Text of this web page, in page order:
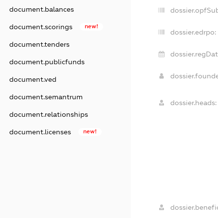
document.balances
document.scorings new!
document.tenders
document.publicfunds
document.ved
document.semantrum
document.relationships
document.licenses new!
dossier.edrpo:
dossier.heads: